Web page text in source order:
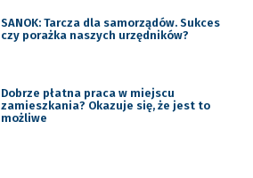
SANOK: Tarcza dla samorządów. Sukces
czy porażka naszych urzędników?
Dobrze płatna praca w miejscu
zamieszkania? Okazuje się, że jest to
możliwe